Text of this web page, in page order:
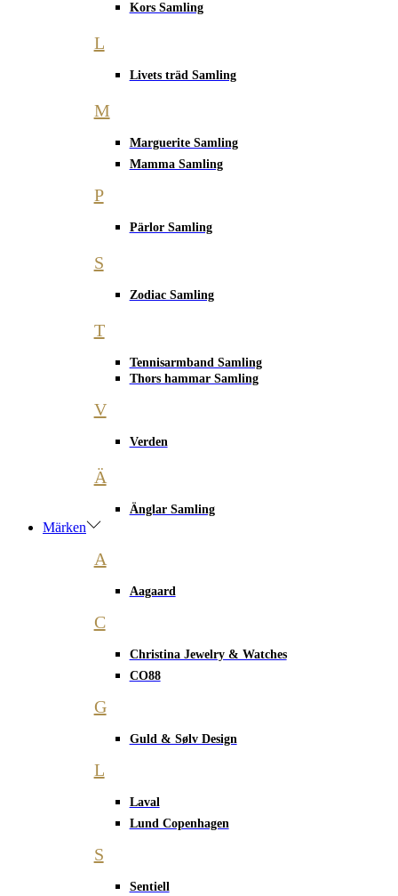
Kors Samling
L
Livets träd Samling
M
Marguerite Samling
Mamma Samling
P
Pärlor Samling
S
Zodiac Samling
T
Tennisarmband Samling
Thors hammar Samling
V
Verden
Ä
Änglar Samling
Märken
A
Aagaard
C
Christina Jewelry & Watches
CO88
G
Guld & Sølv Design
L
Laval
Lund Copenhagen
S
Sentiell